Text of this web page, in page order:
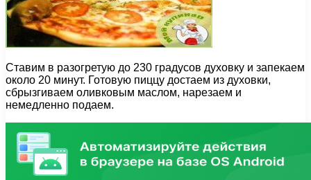
Ставим в разогретую до 230 градусов духовку и запекаем
около 20 минут. Готовую пиццу достаем из духовки,
сбрызгиваем оливковым маслом, нарезаем и
немедленно подаем.